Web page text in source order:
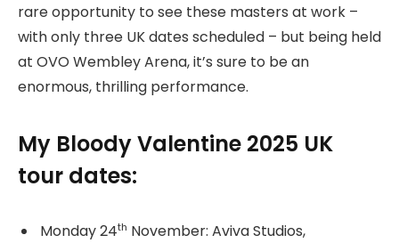
rare opportunity to see these masters at work –
with only three UK dates scheduled – but being held
at OVO Wembley Arena, it’s sure to be an
enormous, thrilling performance.
My Bloody Valentine 2025 UK
tour dates:
Monday 24th November: Aviva Studios,